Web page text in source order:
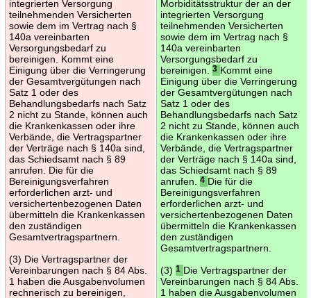
integrierten Versorgung
teilnehmenden Versicherten
sowie dem im Vertrag nach §
140a vereinbarten
Versorgungsbedarf zu
bereinigen. Kommt eine
Einigung über die Verringerung
der Gesamtvergütungen nach
Satz 1 oder des
Behandlungsbedarfs nach Satz
2 nicht zu Stande, können auch
die Krankenkassen oder ihre
Verbände, die Vertragspartner
der Verträge nach § 140a sind,
das Schiedsamt nach § 89
anrufen. Die für die
Bereinigungsverfahren
erforderlichen arzt- und
versichertenbezogenen Daten
übermitteln die Krankenkassen
den zuständigen
Gesamtvertragspartnern.
(3) Die Vertragspartner der
Vereinbarungen nach § 84 Abs.
1 haben die Ausgabenvolumen
rechnerisch zu bereinigen,
Morbiditätsstruktur der an der
integrierten Versorgung
teilnehmenden Versicherten
sowie dem im Vertrag nach §
140a vereinbarten
Versorgungsbedarf zu
bereinigen.
3 Kommt eine
Einigung über die Verringerung
der Gesamtvergütungen nach
Satz 1 oder des
Behandlungsbedarfs nach Satz
2 nicht zu Stande, können auch
die Krankenkassen oder ihre
Verbände, die Vertragspartner
der Verträge nach § 140a sind,
das Schiedsamt nach § 89
anrufen.
4 Die für die
Bereinigungsverfahren
erforderlichen arzt- und
versichertenbezogenen Daten
übermitteln die Krankenkassen
den zuständigen
Gesamtvertragspartnern.
(3) 1 Die Vertragspartner der
Vereinbarungen nach § 84 Abs.
1 haben die Ausgabenvolumen